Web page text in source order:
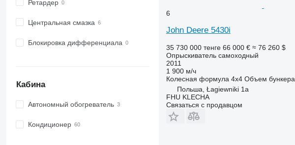
Ретардер
Центральная смазка
Блокировка дифференциала
Кабина
Автономный обогреватель
Кондиционер
6
John Deere 5430i
35 730 000 тенге 66 000 € ≈ 76 260 $
Опрыскиватель самоходный
2011
1 900 м/ч
Колесная формула 4x4 Объем бункера
Польша, Łagiewniki 1a
FHU KLECHA
Связаться с продавцом